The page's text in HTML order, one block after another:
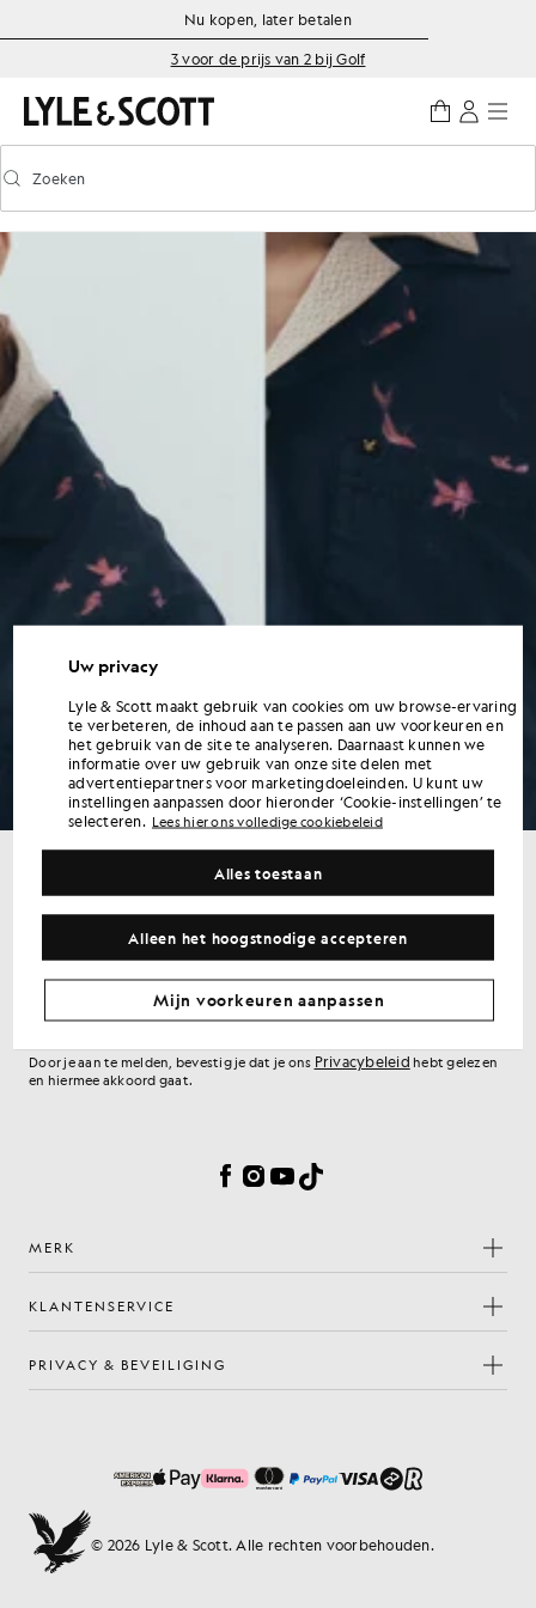
Ga naar de hoofdinhoud
Informatie over toegankelijkheid
Nu kopen, later betalen
3 voor de prijs van 2 bij Golf
Voorspellend zoeken in- of uitschakelen
Zoeken
Ontvang 15% korting op je eerste bestelling
Meld je aan voor aanbiedingen exclusief voor leden, vroege
toegang en beloningen.
Door je aan te melden, bevestig je dat je ons Privacybeleid hebt gelezen
en hiermee akkoord gaat.
Facebook
Instagram
YouTube
TikTok
MERK
KLANTENSERVICE
PRIVACY & BEVEILIGING
© 2026 Lyle & Scott. Alle rechten voorbehouden.
Uw privacy
Lyle & Scott maakt gebruik van cookies om uw browse-ervaring
te verbeteren, de inhoud aan te passen aan uw voorkeuren en
het gebruik van de site te analyseren. Daarnaast kunnen we
informatie over uw gebruik van onze site delen met
advertentiepartners voor marketingdoeleinden. U kunt uw
instellingen aanpassen door hieronder ‘Cookie-instellingen’ te
selecteren. Lees hier ons volledige cookiebeleid
Alleen het hoogstnodige accepteren
Alles toestaan
Mijn voorkeuren aanpassen